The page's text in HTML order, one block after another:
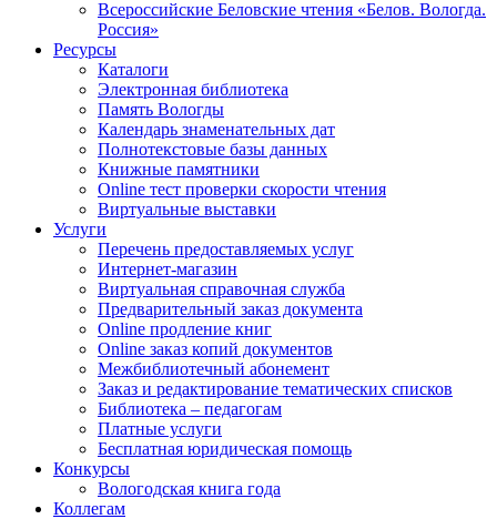
Всероссийские Беловские чтения «Белов. Вологда.
Россия»
Ресурсы
Каталоги
Электронная библиотека
Память Вологды
Календарь знаменательных дат
Полнотекстовые базы данных
Книжные памятники
Online тест проверки скорости чтения
Виртуальные выставки
Услуги
Перечень предоставляемых услуг
Интернет-магазин
Виртуальная справочная служба
Предварительный заказ документа
Online продление книг
Online заказ копий документов
Межбиблиотечный абонемент
Заказ и редактирование тематических списков
Библиотека – педагогам
Платные услуги
Бесплатная юридическая помощь
Конкурсы
Вологодская книга года
Коллегам